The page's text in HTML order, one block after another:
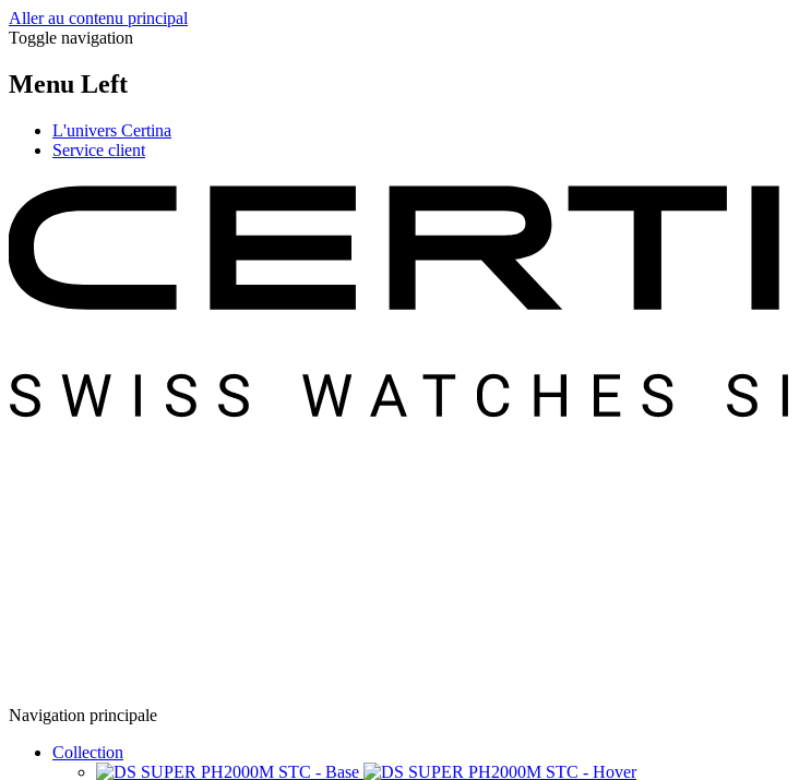
Aller au contenu principal
Toggle navigation
Menu Left
L'univers Certina
Service client
Navigation principale
Collection